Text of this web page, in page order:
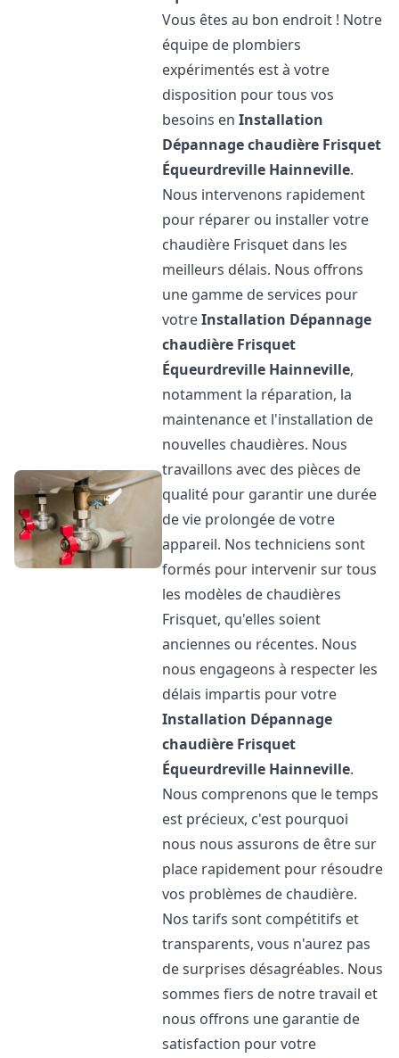
Vous êtes au bon endroit ! Notre
équipe de plombiers
expérimentés est à votre
disposition pour tous vos
besoins enInstallation
Dépannage chaudière Frisquet
Équeurdreville Hainneville.
Nous intervenons rapidement
pour réparer ou installer votre
chaudière Frisquet dans les
meilleurs délais. Nous offrons
une gamme de services pour
votreInstallation Dépannage
chaudière Frisquet
Équeurdreville Hainneville,
notamment la réparation, la
maintenance et l'installation de
nouvelles chaudières. Nous
travaillons avec des pièces de
qualité pour garantir une durée
de vie prolongée de votre
appareil. Nos techniciens sont
formés pour intervenir sur tous
les modèles de chaudières
Frisquet, qu'elles soient
anciennes ou récentes. Nous
nous engageons à respecter les
délais impartis pour votre
Installation Dépannage
chaudière Frisquet
Équeurdreville Hainneville.
Nous comprenons que le temps
est précieux, c'est pourquoi
nous nous assurons de être sur
place rapidement pour résoudre
vos problèmes de chaudière.
Nos tarifs sont compétitifs et
transparents, vous n'aurez pas
de surprises désagréables. Nous
sommes fiers de notre travail et
nous offrons une garantie de
satisfaction pour votre